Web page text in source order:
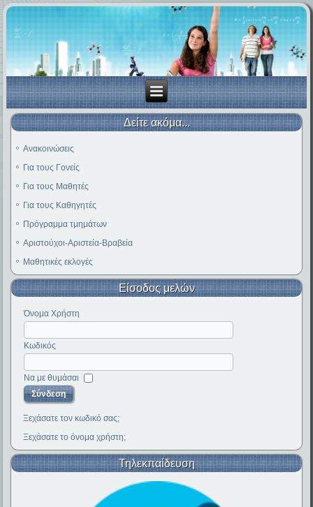
Δείτε ακόμα...
Ανακοινώσεις
Για τους Γονείς
Για τους Μαθητές
Για τους Καθηγητές
Πρόγραμμα τμημάτων
Αριστούχοι-Αριστεία-Βραβεία
Μαθητικές εκλογές
Είσοδος μελών
Όνομα Χρήστη
Κωδικός
Να με θυμάσαι
Ξεχάσατε τον κωδικό σας;
Ξεχάσατε το όνομα χρήστη;
Τηλεκπαίδευση